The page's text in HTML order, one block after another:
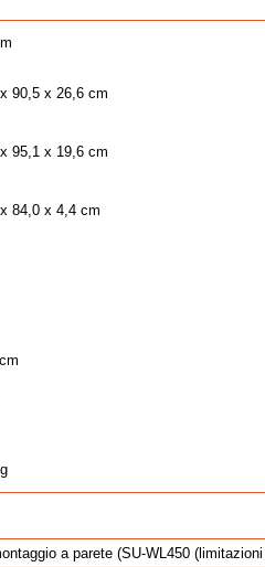
90,5 x 26,6 cm
95,1 x 19,6 cm
84,0 x 4,4 cm
a parete (SU-WL450